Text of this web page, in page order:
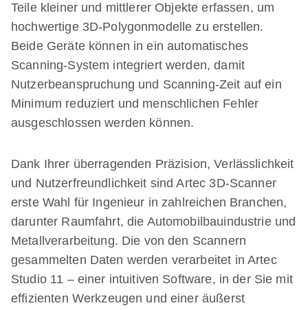
Teile kleiner und mittlerer Objekte erfassen, um
hochwertige 3D-Polygonmodelle zu erstellen.
Beide Geräte können in ein automatisches
Scanning-System integriert werden, damit
Nutzerbeanspruchung und Scanning-Zeit auf ein
Minimum reduziert und menschlichen Fehler
ausgeschlossen werden können.
Dank Ihrer überragenden Präzision, Verlässlichkeit
und Nutzerfreundlichkeit sind Artec 3D-Scanner
erste Wahl für Ingenieur in zahlreichen Branchen,
darunter Raumfahrt, die Automobilbauindustrie und
Metallverarbeitung. Die von den Scannern
gesammelten Daten werden verarbeitet in Artec
Studio 11 – einer intuitiven Software, in der Sie mit
effizienten Werkzeugen und einer äußerst